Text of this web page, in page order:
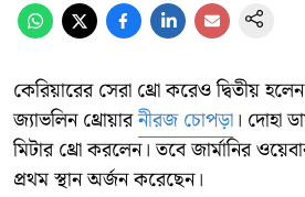
কেরিয়ারের সেরা থ্রো করেও দ্বিতীয়
জ্যাভলিন থ্রোয়ারনীরজ চোপড়া। দোহা
মিটার থ্রো করলেন। তবে জার্মানির
প্রথম স্থান অর্জন করেছেন।